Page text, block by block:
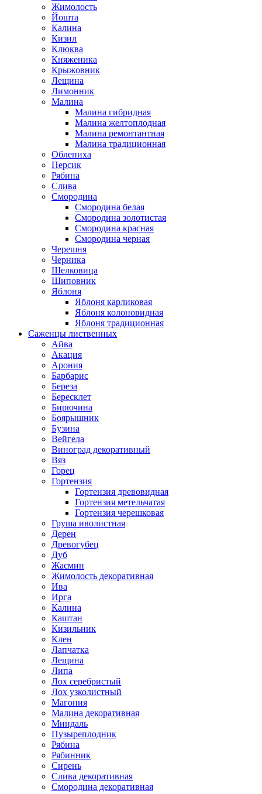
Жимолость
Йошта
Калина
Кизил
Клюква
Княженика
Крыжовник
Лещина
Лимонник
Малина
Малина гибридная
Малина желтоплодная
Малина ремонтантная
Малина традиционная
Облепиха
Персик
Рябина
Слива
Смородина
Смородина белая
Смородина золотистая
Смородина красная
Смородина черная
Черешня
Черника
Шелковица
Шиповник
Яблоня
Яблоня карликовая
Яблоня колоновидная
Яблоня традиционная
Саженцы лиственных
Айва
Акация
Арония
Барбарис
Береза
Бересклет
Бирючина
Боярышник
Бузина
Вейгела
Виноград декоративный
Вяз
Горец
Гортензия
Гортензия древовидная
Гортензия метельчатая
Гортензия черешковая
Груша иволистная
Дерен
Древогубец
Дуб
Жасмин
Жимолость декоративная
Ива
Ирга
Калина
Каштан
Кизильник
Клен
Лапчатка
Лещина
Липа
Лох серебристый
Лох узколистный
Магония
Малина декоративная
Миндаль
Пузыреплодник
Рябина
Рябинник
Сирень
Слива декоративная
Смородина декоративная